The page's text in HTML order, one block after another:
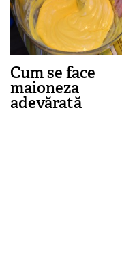
Cum se face
maioneza
adevărată